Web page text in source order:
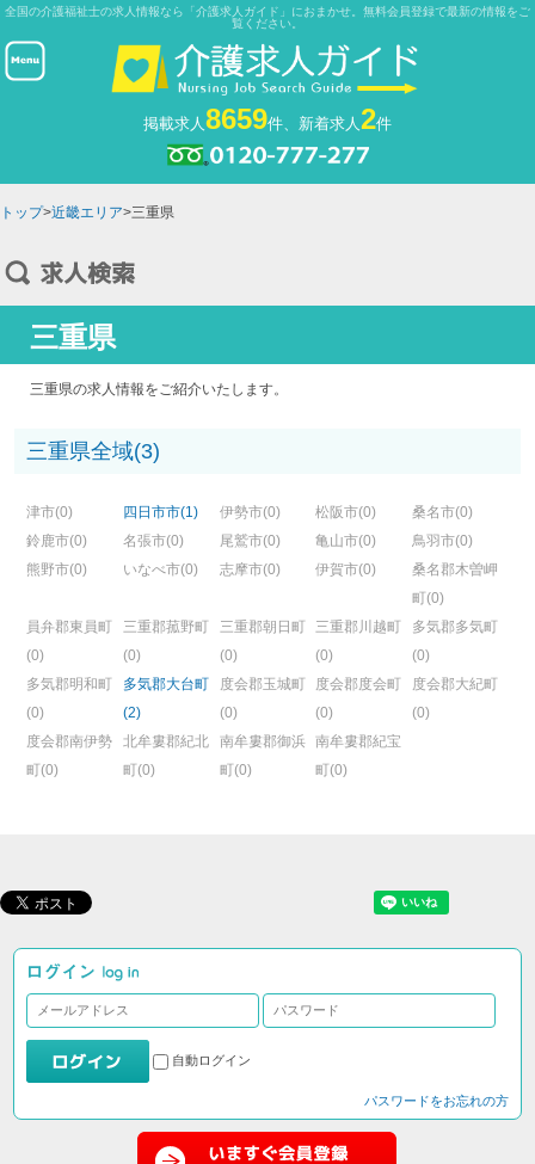
全国の介護福祉士の求人情報なら「介護求人ガイド」におまかせ。無料会員登録で最新の情報をご
覧ください。
掲載求人8659件、新着求人2件
トップ>近畿エリア>三重県
三重県
三重県の求人情報をご紹介いたします。
三重県全域(3)
津市(0) 四日市市(1) 伊勢市(0) 松阪市(0)
桑名市(0)
鈴鹿市(0)
名張市(0) 尾鷲市(0) 亀山市(0)
鳥羽市(0)
熊野市(0)
いなべ市(0) 志摩市(0) 伊賀市(0)
桑名郡木曽岬
町(0)
員弁郡東員町
(0)
三重郡菰野町
(0)
三重郡朝日町
(0)
三重郡川越町
(0)
多気郡多気町
(0)
多気郡明和町
(0)
多気郡大台町
(2)
度会郡玉城町
(0)
度会郡度会町
(0)
度会郡大紀町
(0)
度会郡南伊勢
町(0)
北牟婁郡紀北
町(0)
南牟婁郡御浜
町(0)
南牟婁郡紀宝
町(0)
自動ログイン
パスワードをお忘れの方